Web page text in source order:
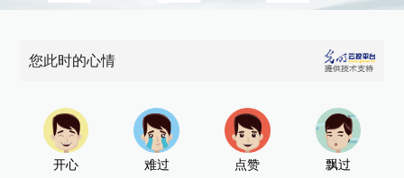
您此时的心情
开心 难过 点赞 飘过